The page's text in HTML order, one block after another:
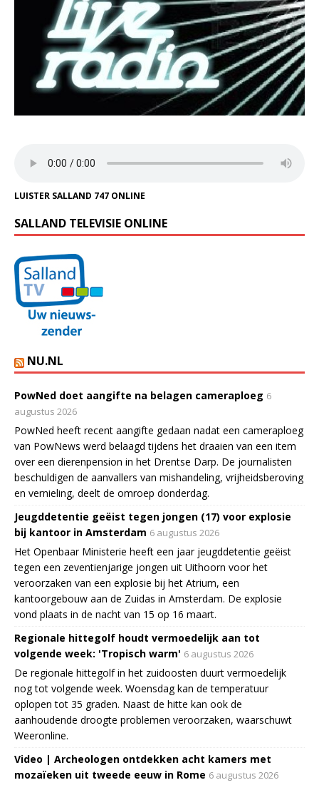
LUISTER SALLAND 747 ONLINE
SALLAND TELEVISIE ONLINE
NU.NL
PowNed doet aangifte na belagen cameraploeg 6
augustus 2026
PowNed heeft recent aangifte gedaan nadat een cameraploeg
van PowNews werd belaagd tijdens het draaien van een item
over een dierenpension in het Drentse Darp. De journalisten
beschuldigen de aanvallers van mishandeling, vrijheidsberoving
en vernieling, deelt de omroep donderdag.
Jeugddetentie geëist tegen jongen (17) voor explosie
bij kantoor in Amsterdam 6 augustus 2026
Het Openbaar Ministerie heeft een jaar jeugddetentie geëist
tegen een zeventienjarige jongen uit Uithoorn voor het
veroorzaken van een explosie bij het Atrium, een
kantoorgebouw aan de Zuidas in Amsterdam. De explosie
vond plaats in de nacht van 15 op 16 maart.
Regionale hittegolf houdt vermoedelijk aan tot
volgende week: 'Tropisch warm' 6 augustus 2026
De regionale hittegolf in het zuidoosten duurt vermoedelijk
nog tot volgende week. Woensdag kan de temperatuur
oplopen tot 35 graden. Naast de hitte kan ook de
aanhoudende droogte problemen veroorzaken, waarschuwt
Weeronline.
Video | Archeologen ontdekken acht kamers met
mozaïeken uit tweede eeuw in Rome 6 augustus 2026